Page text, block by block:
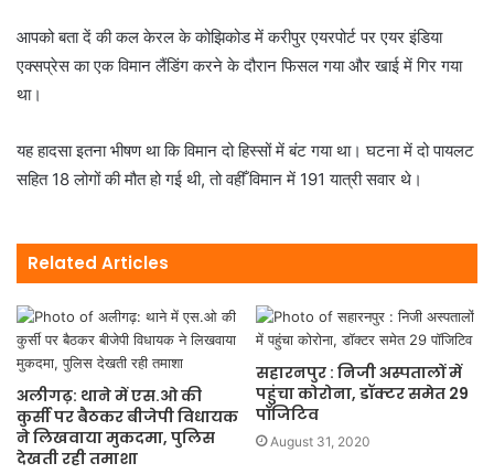
आपको बता दें की कल केरल के कोझिकोड में करीपुर एयरपोर्ट पर एयर इंडिया
एक्सप्रेस का एक विमान लैंडिंग करने के दौरान फिसल गया और खाई में गिर गया
था।
यह हादसा इतना भीषण था कि विमान दो हिस्सों में बंट गया था। घटना में दो पायलट
सहित 18 लोगों की मौत हो गई थी, तो वहीँ विमान में 191 यात्री सवार थे।
Related Articles
अलीगढ़: थाने में एस.ओ की
कुर्सी पर बैठकर बीजेपी विधायक
ने लिखवाया मुकदमा, पुलिस
देखती रही तमाशा
सहारनपुर : निजी अस्पतालों में
पहुंचा कोरोना, डॉक्टर समेत 29
पॉजिटिव
August 31, 2020